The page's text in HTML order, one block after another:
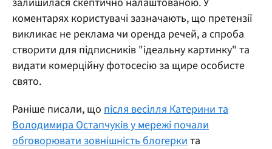
коментарях користувачі зазначають, що претензії
викликає не реклама чи оренда речей, а спроба
створити для підписників "ідеальну картинку" та
видати комерційну фотосесію за щире особисте
свято.
Раніше писали, що після весілля Катерини та
Володимира Остапчуків у мережі почали
обговорювати зовнішність блогеркита